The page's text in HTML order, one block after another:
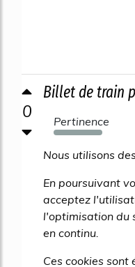
0
Billet de train
Pertinence
512%
Nous utilisons
En poursuivant
acceptez
l'optimisation du
en continu.
Ces cookies